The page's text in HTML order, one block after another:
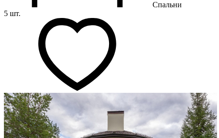
Спальни
5 шт.